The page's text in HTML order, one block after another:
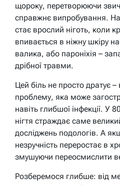
щороку, перетворюючи
справжнє випробування.
стає врослий ніготь, коли
впивається в ніжну шкіру
валика, або пароніхія –
дрібної травми.
Цей біль не просто дратує –
проблему, яка може
навіть глибшої інфекції. У
нігтя страждає саме
досліджень подологів. А
незручність переростає в
змушуючи переосмислити
Розберемося глибше: від